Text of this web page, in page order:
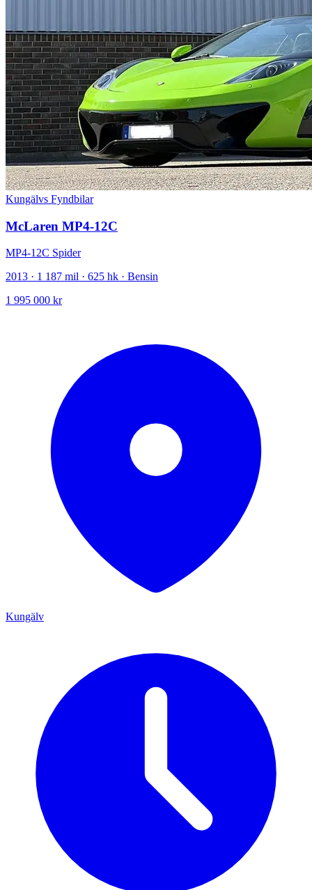
Kungälvs Fyndbilar
McLaren MP4-12C
MP4-12C Spider
2013 · 1 187 mil · 625 hk · Bensin
1 995 000 kr
Kungälv